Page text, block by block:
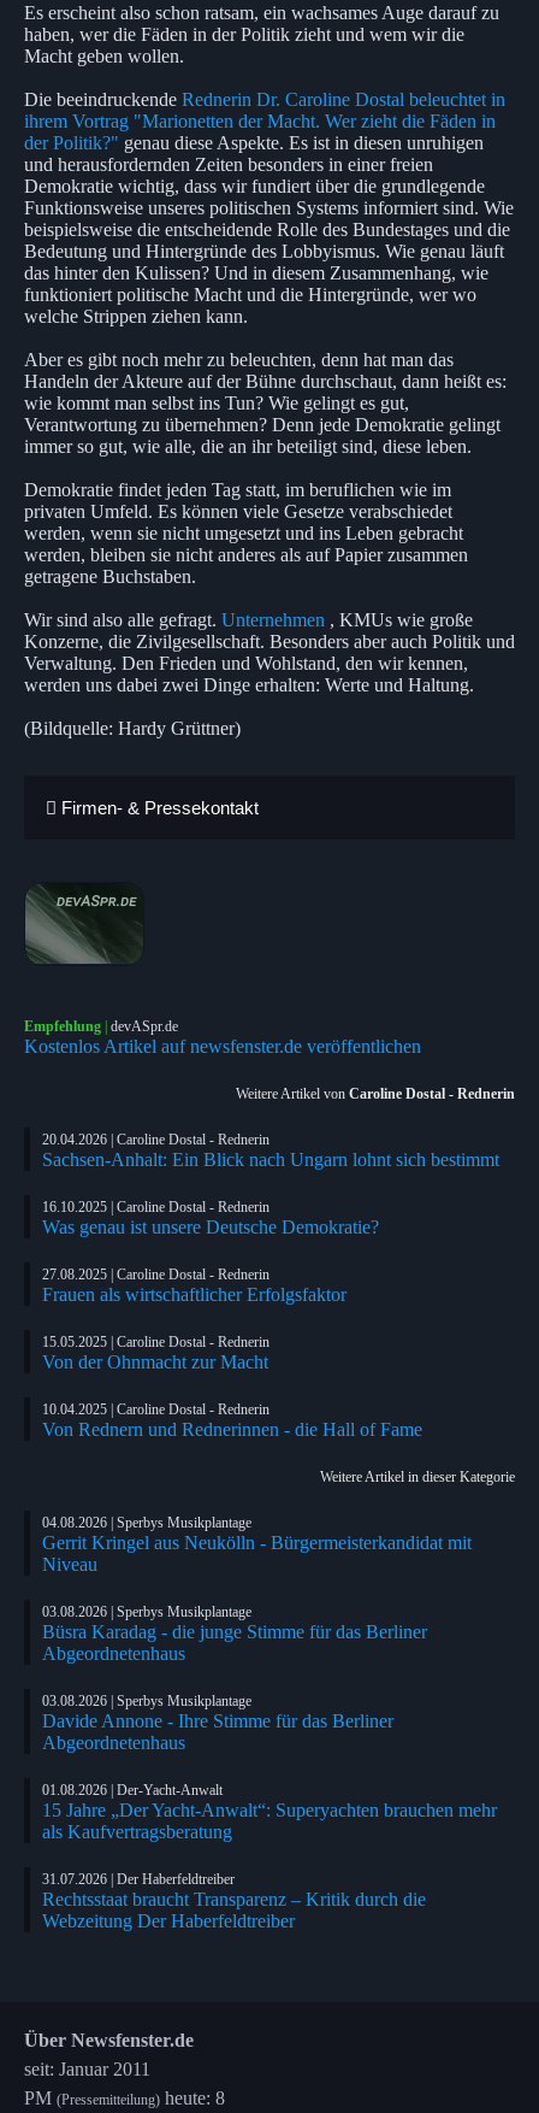
Es erscheint also schon ratsam, ein wachsames Auge darauf zu
haben, wer die Fäden in der Politik zieht und wem wir die
Macht geben wollen.
Die beeindruckende Rednerin Dr. Caroline Dostal beleuchtet in
ihrem Vortrag "Marionetten der Macht. Wer zieht die Fäden in
der Politik?" genau diese Aspekte. Es ist in diesen unruhigen
und herausfordernden Zeiten besonders in einer freien
Demokratie wichtig, dass wir fundiert über die grundlegende
Funktionsweise unseres politischen Systems informiert sind. Wie
beispielsweise die entscheidende Rolle des Bundestages und die
Bedeutung und Hintergründe des Lobbyismus. Wie genau läuft
das hinter den Kulissen? Und in diesem Zusammenhang, wie
funktioniert politische Macht und die Hintergründe, wer wo
welche Strippen ziehen kann.
Aber es gibt noch mehr zu beleuchten, denn hat man das
Handeln der Akteure auf der Bühne durchschaut, dann heißt es:
wie kommt man selbst ins Tun? Wie gelingt es gut,
Verantwortung zu übernehmen? Denn jede Demokratie gelingt
immer so gut, wie alle, die an ihr beteiligt sind, diese leben.
Demokratie findet jeden Tag statt, im beruflichen wie im
privaten Umfeld. Es können viele Gesetze verabschiedet
werden, wenn sie nicht umgesetzt und ins Leben gebracht
werden, bleiben sie nicht anderes als auf Papier zusammen
getragene Buchstaben.
Wir sind also alle gefragt. Unternehmen , KMUs wie große
Konzerne, die Zivilgesellschaft. Besonders aber auch Politik und
Verwaltung. Den Frieden und Wohlstand, den wir kennen,
werden uns dabei zwei Dinge erhalten: Werte und Haltung.
(Bildquelle: Hardy Grüttner)
Firmen- & Pressekontakt
Empfehlung | devASpr.de
Kostenlos Artikel auf newsfenster.de veröffentlichen
Weitere Artikel von Caroline Dostal - Rednerin
20.04.2026 | Caroline Dostal - Rednerin
Sachsen-Anhalt: Ein Blick nach Ungarn lohnt sich bestimmt
16.10.2025 | Caroline Dostal - Rednerin
Was genau ist unsere Deutsche Demokratie?
27.08.2025 | Caroline Dostal - Rednerin
Frauen als wirtschaftlicher Erfolgsfaktor
15.05.2025 | Caroline Dostal - Rednerin
Von der Ohnmacht zur Macht
10.04.2025 | Caroline Dostal - Rednerin
Von Rednern und Rednerinnen - die Hall of Fame
Weitere Artikel in dieser Kategorie
04.08.2026 | Sperbys Musikplantage
Gerrit Kringel aus Neukölln - Bürgermeisterkandidat mit
Niveau
03.08.2026 | Sperbys Musikplantage
Büsra Karadag - die junge Stimme für das Berliner
Abgeordnetenhaus
03.08.2026 | Sperbys Musikplantage
Davide Annone - Ihre Stimme für das Berliner
Abgeordnetenhaus
01.08.2026 | Der-Yacht-Anwalt
15 Jahre „Der Yacht-Anwalt“: Superyachten brauchen mehr
als Kaufvertragsberatung
31.07.2026 | Der Haberfeldtreiber
Rechtsstaat braucht Transparenz – Kritik durch die
Webzeitung Der Haberfeldtreiber
Über Newsfenster.de
seit: Januar 2011
PM (Pressemitteilung) heute: 8